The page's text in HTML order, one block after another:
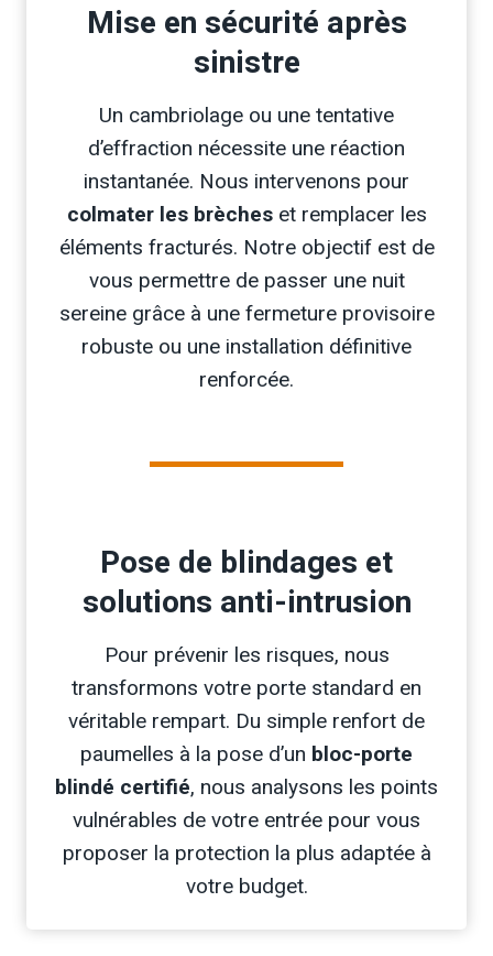
Mise en sécurité après
sinistre
Un cambriolage ou une tentative
d’effraction nécessite une réaction
instantanée. Nous intervenons pour
colmater les brècheset remplacer les
éléments fracturés. Notre objectif est de
vous permettre de passer une nuit
sereine grâce à une fermeture provisoire
robuste ou une installation définitive
renforcée.
Pose de blindages et
solutions anti-intrusion
Pour prévenir les risques, nous
transformons votre porte standard en
véritable rempart. Du simple renfort de
paumelles à la pose d’un bloc-porte
blindé certifié, nous analysons les points
vulnérables de votre entrée pour vous
proposer la protection la plus adaptée à
votre budget.